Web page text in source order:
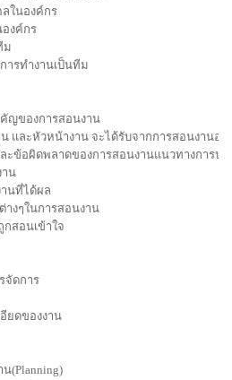
ในองค์กร
งค์กร
ม
ารทํางานเป็นทีม
ญของการสอนงาน
และหัวหน้างาน จะได้รับจากการสอนงานอ
ะข้อผิดพลาดของการสอนงานแนวทางการป
น
นที่ได้ผล
งๆในการสอนงาน
สอนเข้าใจ
จัดการ
ยดของงาน
(Planning)